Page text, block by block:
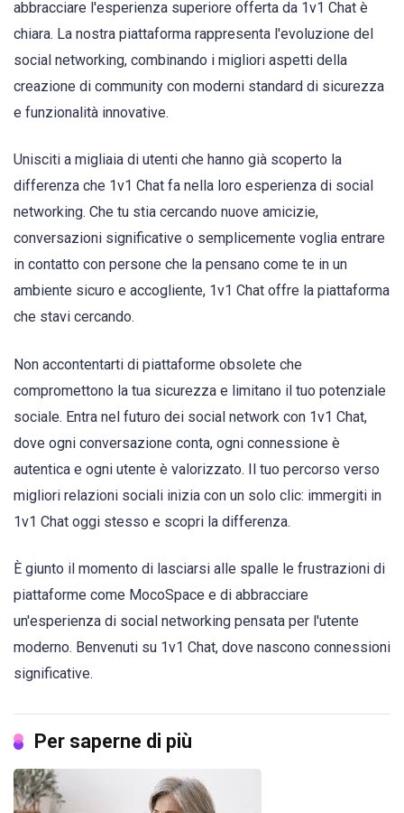
abbracciare l'esperienza superiore offerta da 1v1 Chat è
chiara. La nostra piattaforma rappresenta l'evoluzione del
social networking, combinando i migliori aspetti della
creazione di community con moderni standard di sicurezza
e funzionalità innovative.
Unisciti a migliaia di utenti che hanno già scoperto la
differenza che 1v1 Chat fa nella loro esperienza di social
networking. Che tu stia cercando nuove amicizie,
conversazioni significative o semplicemente voglia entrare
in contatto con persone che la pensano come te in un
ambiente sicuro e accogliente, 1v1 Chat offre la piattaforma
che stavi cercando.
Non accontentarti di piattaforme obsolete che
compromettono la tua sicurezza e limitano il tuo potenziale
sociale. Entra nel futuro dei social network con 1v1 Chat,
dove ogni conversazione conta, ogni connessione è
autentica e ogni utente è valorizzato. Il tuo percorso verso
migliori relazioni sociali inizia con un solo clic: immergiti in
1v1 Chat oggi stesso e scopri la differenza.
È giunto il momento di lasciarsi alle spalle le frustrazioni di
piattaforme come MocoSpace e di abbracciare
un'esperienza di social networking pensata per l'utente
moderno. Benvenuti su 1v1 Chat, dove nascono connessioni
significative.
Per saperne di più